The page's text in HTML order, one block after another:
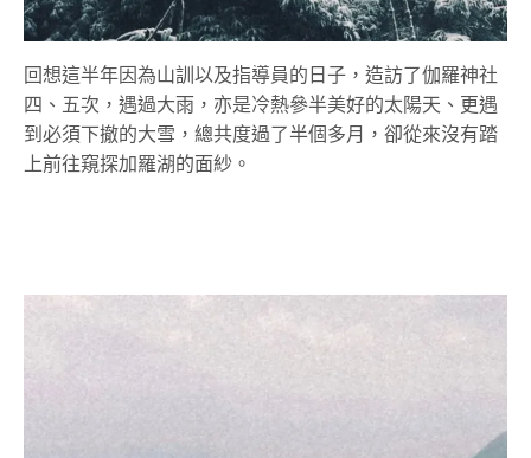
回想這半年因為山訓以及指導員的日子，造訪了伽羅神社
四、五次，遇過大雨，亦是冷熱參半美好的太陽天、更遇
到必須下撤的大雪，總共度過了半個多月，卻從來沒有踏
上前往窺探加羅湖的面紗。